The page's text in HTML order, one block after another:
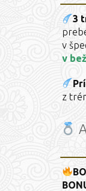
3
v
v
z